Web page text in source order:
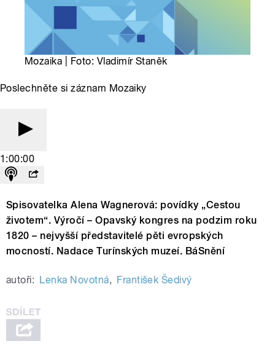
Mozaika | Foto: Vladimír Staněk
Poslechněte si záznam Mozaiky
1:00:00
Spisovatelka Alena Wagnerová: povídky „Cestou
životem“. Výročí – Opavský kongres na podzim roku
1820 – nejvyšší představitelé pěti evropských
mocností. Nadace Turínských muzeí. BáSnění
autoři: Lenka Novotná, František Šedivý